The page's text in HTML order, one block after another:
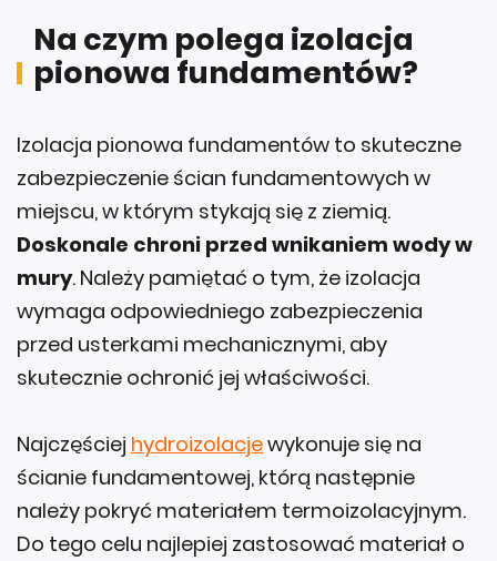
Na czym polega izolacja
pionowa fundamentów?
Izolacja pionowa fundamentów to skuteczne
zabezpieczenie ścian fundamentowych w
miejscu, w którym stykają się z ziemią.
Doskonale chroni przed wnikaniem wody w
mury. Należy pamiętać o tym, że izolacja
wymaga odpowiedniego zabezpieczenia
przed usterkami mechanicznymi, aby
skutecznie ochronić jej właściwości.
Najczęściej hydroizolacjewykonuje się na
ścianie fundamentowej, którą następnie
należy pokryć materiałem termoizolacyjnym.
Do tego celu najlepiej zastosować materiał o